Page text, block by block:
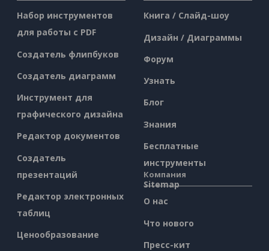
Набор инструментов
для работы с PDF
Создатель флипбуков
Создатель диаграмм
Инструмент для
графического дизайна
Редактор документов
Создатель
презентаций
Редактор электронных
таблиц
Ценообразование
Книга / Слайд-шоу
Дизайн / Диаграммы
Форум
Узнать
Блог
Знания
Бесплатные
инструменты
Sitemap
Компания
О нас
Что нового
Пресс-кит